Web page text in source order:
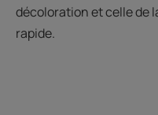
décoloration et celle de
rapide.